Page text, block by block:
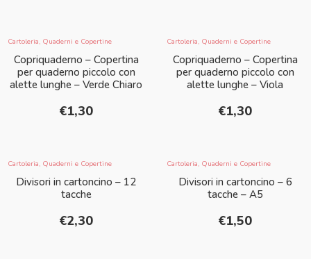
Cartoleria, Quaderni e Copertine
Copriquaderno – Copertina
per quaderno piccolo con
alette lunghe – Verde Chiaro
€1,30
Cartoleria, Quaderni e Copertine
Copriquaderno – Copertina
per quaderno piccolo con
alette lunghe – Viola
€1,30
Cartoleria, Quaderni e Copertine
Divisori in cartoncino – 12
tacche
€2,30
Cartoleria, Quaderni e Copertine
Divisori in cartoncino – 6
tacche – A5
€1,50